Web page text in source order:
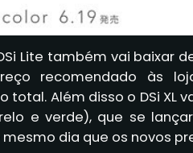
Lite também vai baixar
recomendado às
total. Além disso o DSi XL
e verde), que se
mesmo dia que os novos